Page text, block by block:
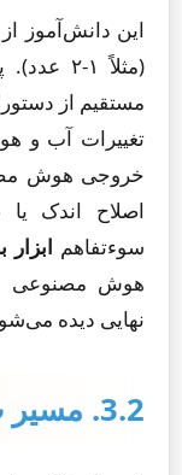
این دانش‌آموز
(مثلاً
مستقیم از
تغییرات آب و
خروجی هوش
اصلاح اندک یا
سوءتفاهم
هوش مصنوعی
نهایی دیده
3.2. مسیر ب: پالاینده تکراری